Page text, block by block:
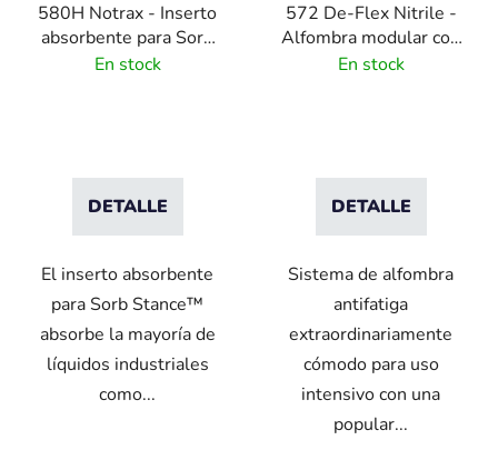
580H Notrax - Inserto
absorbente para Sorb
Stance
En stock
DETALLE
El inserto absorbente
para Sorb Stance™
absorbe la mayoría de
líquidos industriales
como...
572 De-Flex Nitrile -
Alfombra modular con
sistema de encaje doble
En stock
DETALLE
Sistema de alfombra
antifatiga
extraordinariamente
cómodo para uso
intensivo con una
popular...